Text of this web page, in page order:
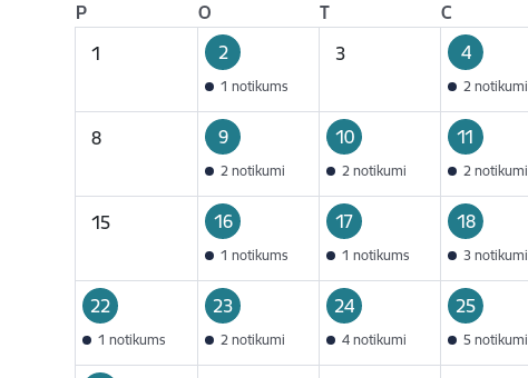
P O T C
1
2
1 notikums
3 4
2 notikumi
8 9
2 notikumi
10
2 notikumi
11
2 notikumi
15 16
1 notikums
17
1 notikums
18
3 notikumi
22
1 notikums
23
2 notikumi
24
4 notikumi
25
5 notikumi